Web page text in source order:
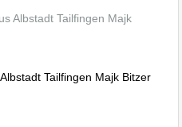
Tailfingen Majk Bitzer